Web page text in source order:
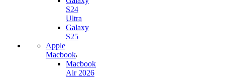
S24
Ultra
Galaxy
S25
Apple
Macbook
Macbook
Air 2026